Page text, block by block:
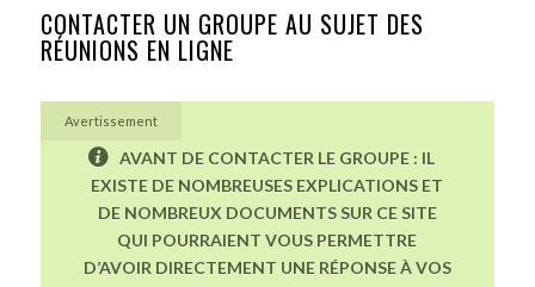
CONTACTER UN GROUPE AU SUJET DES
RÉUNIONS EN LIGNE
Avertissement
AVANT DE CONTACTER LE GROUPE : IL
EXISTE DE NOMBREUSES EXPLICATIONS ET
DE NOMBREUX DOCUMENTS SUR CE SITE
QUI POURRAIENT VOUS PERMETTRE
D’AVOIR DIRECTEMENT UNE RÉPONSE À VOS